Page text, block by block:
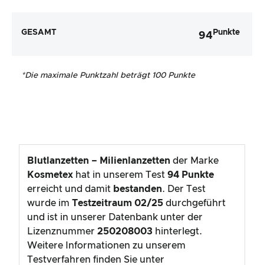
GESAMT 94 Punkte
*Die maximale Punktzahl beträgt 100 Punkte
Blutlanzetten – Milienlanzetten der Marke
Kosmetex hat in unserem Test 94 Punkte
erreicht und damit bestanden. Der Test
wurde imTestzeitraum02/25 durchgeführt
und ist in unserer Datenbank unter der
Lizenznummer250208003 hinterlegt.
Weitere Informationen zu unserem
Testverfahren finden Sie unter